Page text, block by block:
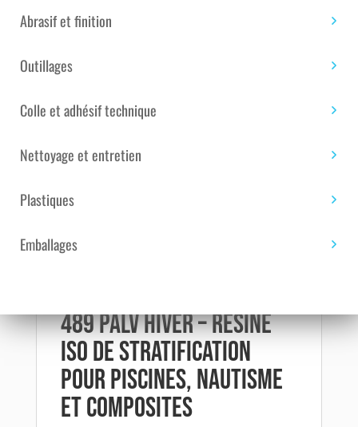
Abrasif et finition
Outillages
Colle et adhésif technique
Nettoyage et entretien
Plastiques
Emballages
(HIVER)
-
1100KG
polyester ISO / ISO NPG piscine et bateau
TÉLÉCHARGEMENT DE
Description
489 PALV Hiver – Résine
Iso de Stratification
pour Piscines, Nautisme
et Composites